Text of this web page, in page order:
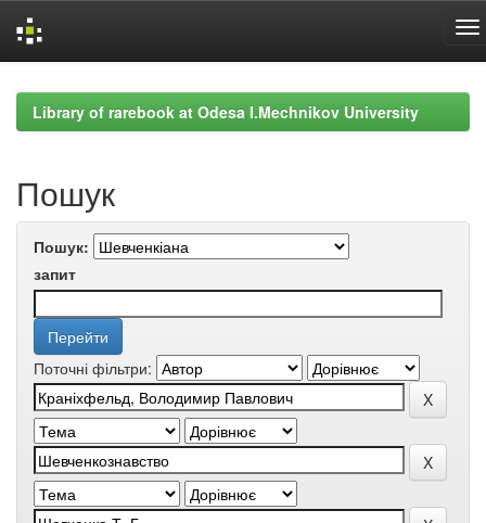
navigationLibrary of rarebook at Odesa I.Mechnikov University
Пошук
Пошук:
запит
Поточні фільтри: